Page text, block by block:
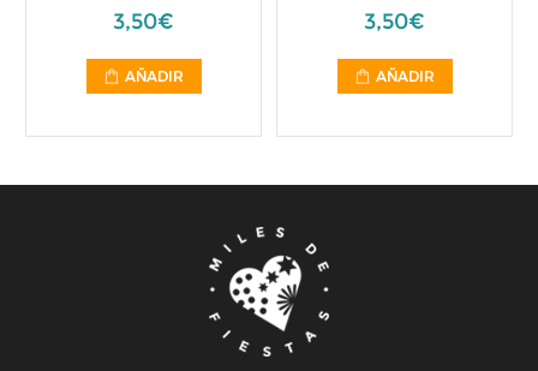
3,50€
AÑADIR
3,50€
AÑADIR